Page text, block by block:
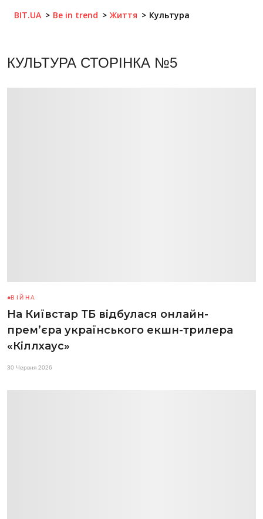
BIT.UA Be in trend Життя Культура
КУЛЬТУРА СТОРІНКА №5
ВІЙНА
На Київстар ТБ відбулася онлайн-
прем’єра українського екшн-трилера
«Кіллхаус»
30 Червня 2026